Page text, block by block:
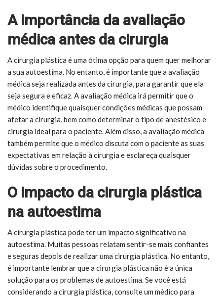
A importância da avaliação
médica antes da cirurgia
A cirurgia plástica é uma ótima opção para quem quer melhorar
a sua autoestima. No entanto, é importante que a avaliação
médica seja realizada antes da cirurgia, para garantir que ela
seja segura e eficaz. A avaliação médica irá permitir que o
médico identifique quaisquer condições médicas que possam
afetar a cirurgia, bem como determinar o tipo de anestésico e
cirurgia ideal para o paciente. Além disso, a avaliação médica
também permite que o médico discuta com o paciente as suas
expectativas em relação à cirurgia e esclareça quaisquer
dúvidas sobre o procedimento.
O impacto da cirurgia plástica
na autoestima
A cirurgia plástica pode ter um impacto significativo na
autoestima. Muitas pessoas relatam sentir-se mais confiantes
e seguras depois de realizar uma cirurgia plástica. No entanto,
é importante lembrar que a cirurgia plástica não é a única
solução para os problemas de autoestima. Se você está
considerando a cirurgia plástica, consulte um médico para